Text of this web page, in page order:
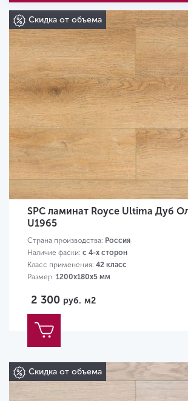
Скидка от объема
SPC ламинат Royce Ultima Дуб
U1965
Страна производства: Россия
Наличие фаски: с 4-х сторон
Класс применения: 42 класс
Размер: 1200х180х5 мм
2 300 руб. м2
Скидка от объема